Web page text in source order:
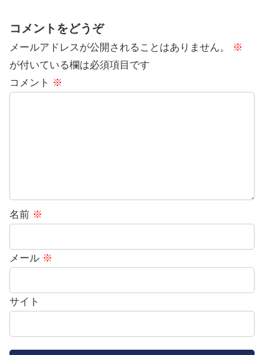
コメントをどうぞ
メールアドレスが公開されることはありません。
※
が付いている欄は必須項目です
コメント ※
名前 ※
メール ※
サイト